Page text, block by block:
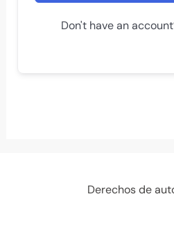
Don't have an
Derechos de